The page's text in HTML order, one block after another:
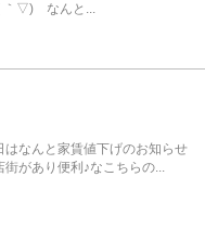
｀▽)ゞなんと...
なんと家賃値下げのお知らせ
があり便利♪なこちらの...